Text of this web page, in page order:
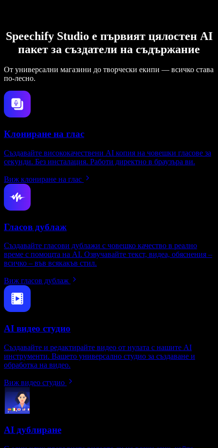
Speechify Studio е първият цялостен AI
пакет за създатели на съдържание
От универсални магазини до творчески екипи — всичко става
по-лесно.
Клониране на глас
Създавайте висококачествени AI копия на човешки гласове за
секунди. Без инсталация. Работи директно в браузъра ви.
Виж клониране на глас
Гласов дублаж
Създавайте гласови дублажи с човешко качество в реално
време с помощта на AI. Озвучавайте текст, видеа, обяснения –
всичко – във всякакъв стил.
Виж гласов дублаж
AI видео студио
Създавайте и редактирайте видео от нулата с нашите AI
инструменти. Вашето универсално студио за създаване и
обработка на видео.
Виж видео студио
AI дублиране